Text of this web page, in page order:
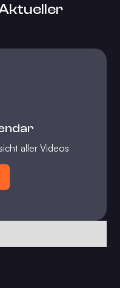
Aktueller
aller Videos